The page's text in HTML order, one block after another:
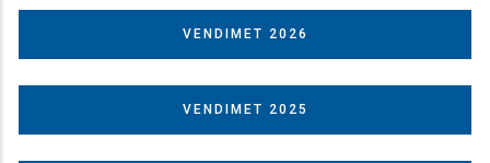
VENDIMET 2026
VENDIMET 2025